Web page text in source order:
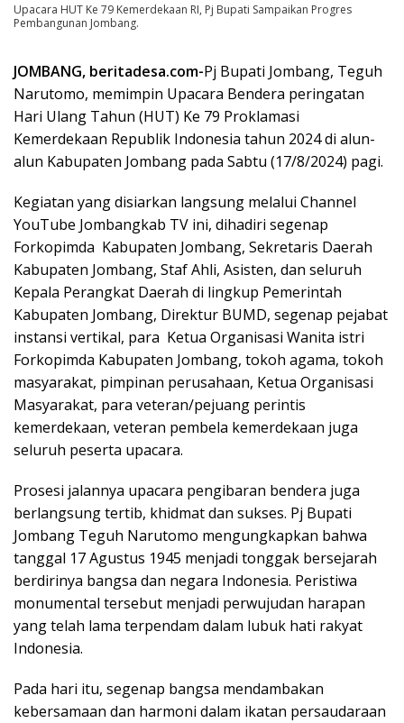
Upacara HUT Ke 79 Kemerdekaan RI, Pj Bupati Sampaikan Progres
Pembangunan Jombang.
JOMBANG, beritadesa.com-Pj Bupati Jombang, Teguh
Narutomo, memimpin Upacara Bendera peringatan
Hari Ulang Tahun (HUT) Ke 79 Proklamasi
Kemerdekaan Republik Indonesia tahun 2024 di alun-
alun Kabupaten Jombang pada Sabtu (17/8/2024) pagi.
Kegiatan yang disiarkan langsung melalui Channel
YouTube Jombangkab TV ini, dihadiri segenap
Forkopimda Kabupaten Jombang, Sekretaris Daerah
Kabupaten Jombang, Staf Ahli, Asisten, dan seluruh
Kepala Perangkat Daerah di lingkup Pemerintah
Kabupaten Jombang, Direktur BUMD, segenap pejabat
instansi vertikal, para Ketua Organisasi Wanita istri
Forkopimda Kabupaten Jombang, tokoh agama, tokoh
masyarakat, pimpinan perusahaan, Ketua Organisasi
Masyarakat, para veteran/pejuang perintis
kemerdekaan, veteran pembela kemerdekaan juga
seluruh peserta upacara.
Prosesi jalannya upacara pengibaran bendera juga
berlangsung tertib, khidmat dan sukses. Pj Bupati
Jombang Teguh Narutomo mengungkapkan bahwa
tanggal 17 Agustus 1945 menjadi tonggak bersejarah
berdirinya bangsa dan negara Indonesia. Peristiwa
monumental tersebut menjadi perwujudan harapan
yang telah lama terpendam dalam lubuk hati rakyat
Indonesia.
Pada hari itu, segenap bangsa mendambakan
kebersamaan dan harmoni dalam ikatan persaudaraan